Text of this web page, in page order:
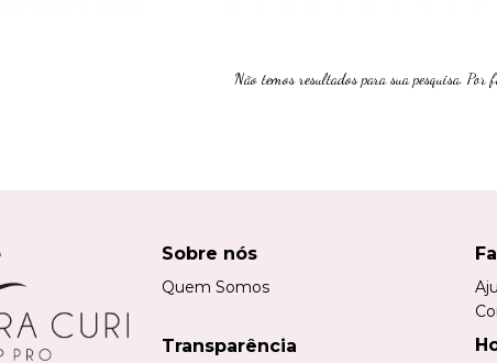
Não temos resultados para sua pesquisa.
Sobre nós
Quem Somos
Transparência